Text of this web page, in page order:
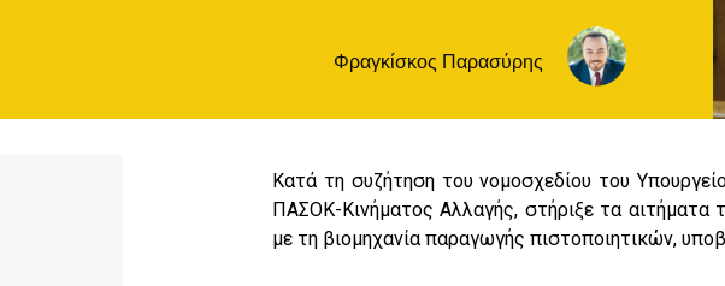
Φραγκίσκος Παρασύρης
Κατά τη συζήτηση του νομοσχεδίου του
ΠΑΣΟΚ-Κινήματος Αλλαγής, στήριξε τα αιτήματα
με τη βιομηχανία παραγωγής πιστοποιητικών,